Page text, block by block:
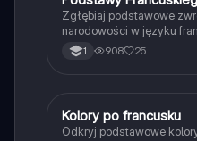
Zgłębiaj podstawowe
narodowości w języku
obejmuje powitania,
dotyczące rodzajów
1 908 25
Język francuski
Kolory po francusku
Odkryj podstawowe